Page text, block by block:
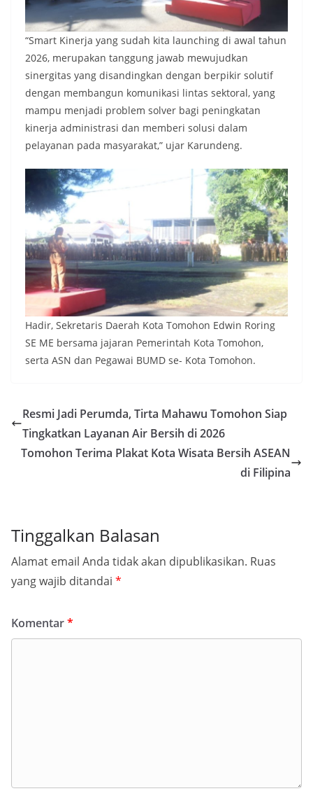
“Smart Kinerja yang sudah kita launching di awal tahun
2026, merupakan tanggung jawab mewujudkan
sinergitas yang disandingkan dengan berpikir solutif
dengan membangun komunikasi lintas sektoral, yang
mampu menjadi problem solver bagi peningkatan
kinerja administrasi dan memberi solusi dalam
pelayanan pada masyarakat,” ujar Karundeng.
Hadir, Sekretaris Daerah Kota Tomohon Edwin Roring
SE ME bersama jajaran Pemerintah Kota Tomohon,
serta ASN dan Pegawai BUMD se- Kota Tomohon.
Resmi Jadi Perumda, Tirta Mahawu Tomohon Siap
Tingkatkan Layanan Air Bersih di 2026
Tomohon Terima Plakat Kota Wisata Bersih ASEAN
di Filipina
Tinggalkan Balasan
Alamat email Anda tidak akan dipublikasikan. Ruas
yang wajib ditandai *
Komentar*